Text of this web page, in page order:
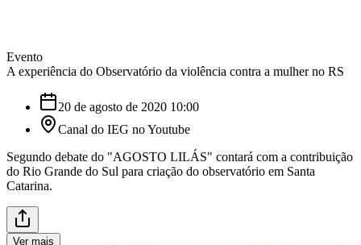
Evento
A experiência do Observatório da violência contra a mulher no RS
20 de agosto de 2020 10:00
Canal do IEG no Youtube
Segundo debate do "AGOSTO LILÁS" contará com a contribuição
do Rio Grande do Sul para criação do observatório em Santa
Catarina.
Ver mais